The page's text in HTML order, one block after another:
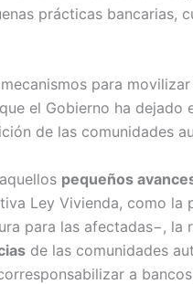
prácticas
para
el Gobierno ha
de las comunidades
pequeños
Ley Vivienda, como la
para las afectadas−, la
de las comunidades
a